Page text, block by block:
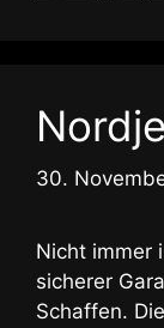
30.
Nicht immer
sicherer
Schaffen.